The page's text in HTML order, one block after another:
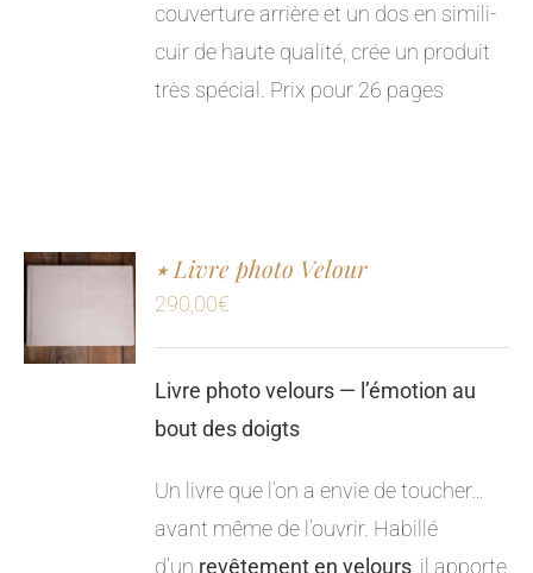
couverture arrière et un dos en simili-
cuir de haute qualité, crée un produit
très spécial. Prix pour 26 pages
٭ Livre photo Velour
290,00€
Livre photo velours — l’émotion au
bout des doigts
Un livre que l’on a envie de toucher…
avant même de l’ouvrir. Habillé
d’un revêtement en velours , il apporte